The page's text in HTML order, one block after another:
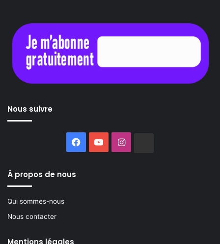
Nous suivre
Facebook
YouTubeInstagram
À propos de nous
Qui sommes-nous
Nous contacter
Mentions légales